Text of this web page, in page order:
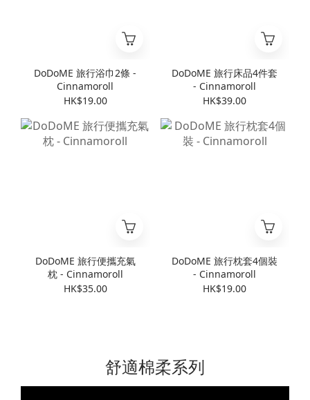
DoDoME 旅行浴巾2條 -
Cinnamoroll
HK$19.00
DoDoME 旅行床品4件套
- Cinnamoroll
HK$39.00
DoDoME 旅行便攜充氣
枕 - Cinnamoroll
HK$35.00
DoDoME 旅行枕套4個裝
- Cinnamoroll
HK$19.00
舒適棉柔系列